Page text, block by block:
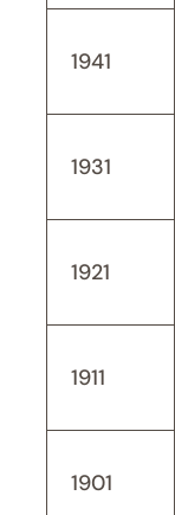
1941
1931
1921
1911
1901